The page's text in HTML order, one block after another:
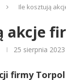
Ile kosztują
akcje
25 sierpnia 2023
firmy